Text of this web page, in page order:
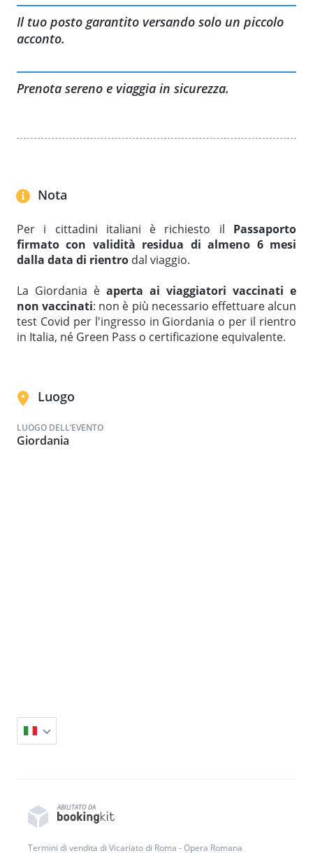
VISITA IL NOSTRO SITO PER TUTTE LE ALTRE INFORMAZIONI:
Il tuo posto garantito versando solo un piccolo
acconto.
Prenota sereno e viaggia in sicurezza.
Nota
Per i cittadini italiani è richiesto il Passaporto
firmato con validità residua di almeno 6 mesi
dalla data di rientro dal viaggio.
La Giordania è aperta ai viaggiatori vaccinati e
non vaccinati: non è più necessario effettuare alcun
test Covid per l'ingresso in Giordania o per il rientro
in Italia, né Green Pass o certificazione equivalente.
Luogo
LUOGO DELL’EVENTO
Giordania
ABILITATO DA
Termini di vendita di Vicariato di Roma - Opera Romana